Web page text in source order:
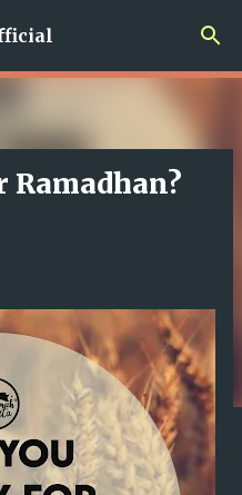
utama
Ramadhan?